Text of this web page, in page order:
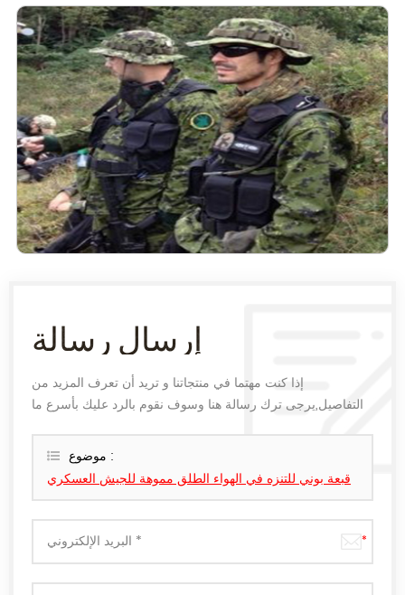
إرسال رسالة
إذا كنت مهتما في منتجاتنا و تريد أن تعرف المزيد من
التفاصيل,يرجى ترك رسالة هنا وسوف نقوم بالرد عليك بأسرع ما
موضوع :
قبعة بوني للتنزه في الهواء الطلق مموهة للجيش العسكري